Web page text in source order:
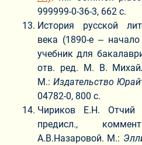
999999-0-36-3, 662 с.
История русской
века (1890-е ‒
учебник для
отв. ред. М. В.
М.: Издательство
04782-0, 800 с.
Чириков Е.Н. Отчий
предисл.,
А.В.Назаровой. М.: